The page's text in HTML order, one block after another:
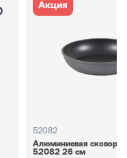
Акция
52082
Алюминиевая
52082 26 см